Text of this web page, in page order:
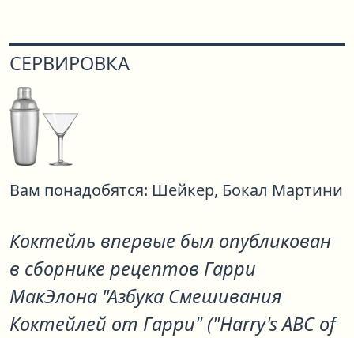
СЕРВИРОВКА
Вам понадобятся: Шейкер, Бокал Мартини
Коктейль впервые был опубликован
в сборнике рецептов Гарри
МакЭлона "Азбука Смешивания
Коктейлей от Гарри" ("Harry's ABC of